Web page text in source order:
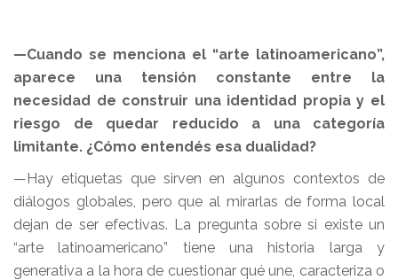
—Cuando se menciona el “arte latinoamericano”,
aparece una tensión constante entre la
necesidad de construir una identidad propia y el
riesgo de quedar reducido a una categoría
limitante. ¿Cómo entendés esa dualidad?
—Hay etiquetas que sirven en algunos contextos de
diálogos globales, pero que al mirarlas de forma local
dejan de ser efectivas. La pregunta sobre si existe un
“arte latinoamericano” tiene una historia larga y
generativa a la hora de cuestionar qué une, caracteriza o